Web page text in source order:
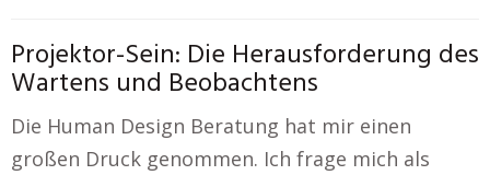
Projektor-Sein: Die Herausforderung des
Wartens und Beobachtens
Die Human Design Beratung hat mir einen
großen Druck genommen. Ich frage mich als